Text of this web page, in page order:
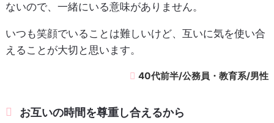
ないので、一緒にいる意味がありません。
いつも笑顔でいることは難しいけど、互いに気を使い合
えることが大切と思います。
40代前半/公務員・教育系/男性
お互いの時間を尊重し合えるから